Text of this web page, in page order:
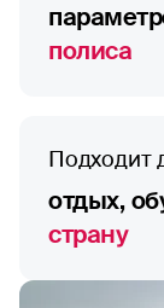
полиса
Подходит
отдых,
страну